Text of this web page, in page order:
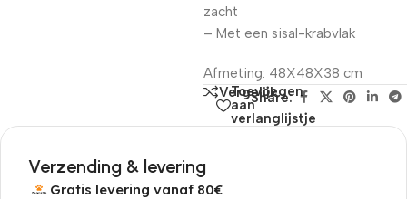
zacht
– Met een sisal-krabvlak
Afmeting: 48X48X38 cm
Vergelijk
Toevoegen
aan
verlanglijstje
Share:
Verzending & levering
Gratis levering vanaf 80€